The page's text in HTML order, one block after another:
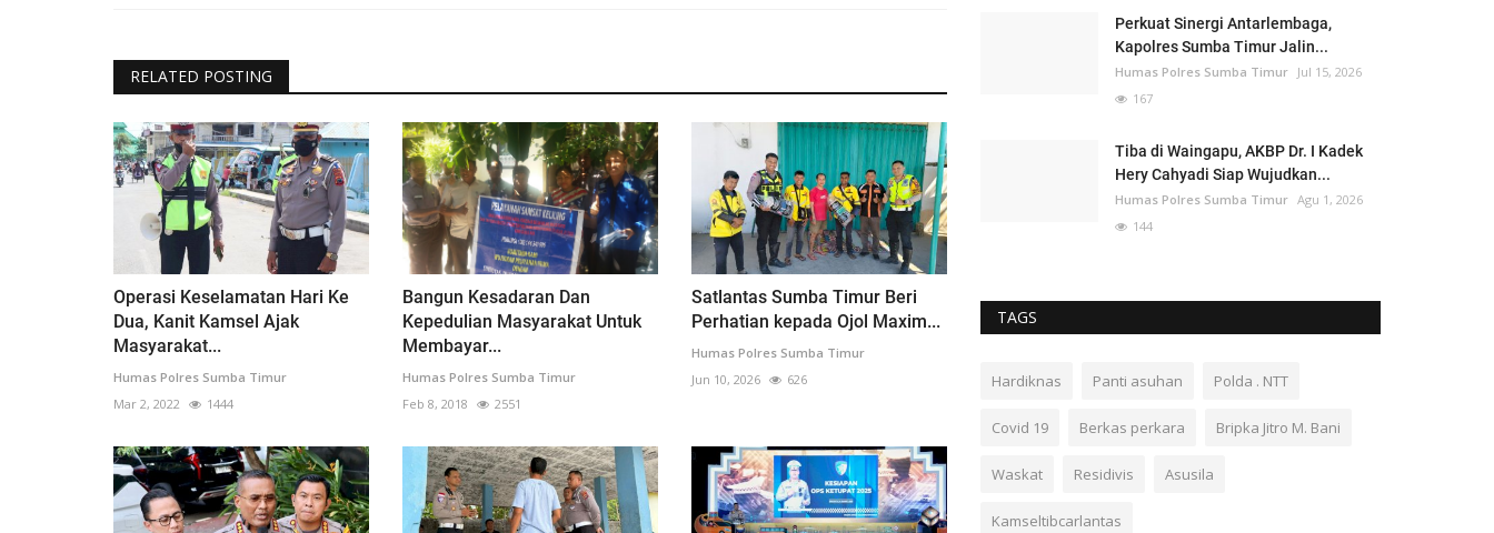
RELATED POSTING
Operasi Keselamatan Hari Ke
Dua, Kanit Kamsel Ajak
Masyarakat...
Humas Polres Sumba Timur
Mar 2, 2022
1444
Bangun Kesadaran Dan
Kepedulian Masyarakat Untuk
Membayar...
Humas Polres Sumba Timur
Feb 8, 2018
2551
Satlantas Sumba Timur Beri
Perhatian kepada Ojol Maxim...
Humas Polres Sumba Timur
Jun 10, 2026
626
Perkuat Sinergi Antarlembaga,
Kapolres Sumba Timur Jalin...
Humas Polres Sumba Timur Jul 15, 2026
167
Tiba di Waingapu, AKBP Dr. I Kadek
Hery Cahyadi Siap Wujudkan...
Humas Polres Sumba Timur Agu 1, 2026
144
TAGS
Hardiknas Panti asuhan Polda . NTT
Covid 19 Berkas perkara Bripka Jitro M. Bani
Waskat Residivis Asusila
Kamseltibcarlantas